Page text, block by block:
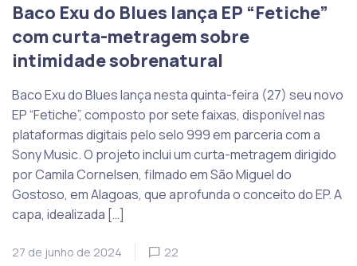
Baco Exu do Blues lança EP “Fetiche”
com curta-metragem sobre
intimidade sobrenatural
Baco Exu do Blues lança nesta quinta-feira (27) seu novo
EP “Fetiche”, composto por sete faixas, disponível nas
plataformas digitais pelo selo 999 em parceria com a
Sony Music. O projeto inclui um curta-metragem dirigido
por Camila Cornelsen, filmado em São Miguel do
Gostoso, em Alagoas, que aprofunda o conceito do EP. A
capa, idealizada […]
27 de junho de 2024 22